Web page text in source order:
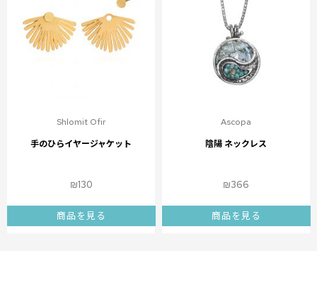
Shlomit Ofir
手のひらイヤージャケット
₪130
商品を見る
Ascopa
陰陽 ネックレス
₪366
商品を見る